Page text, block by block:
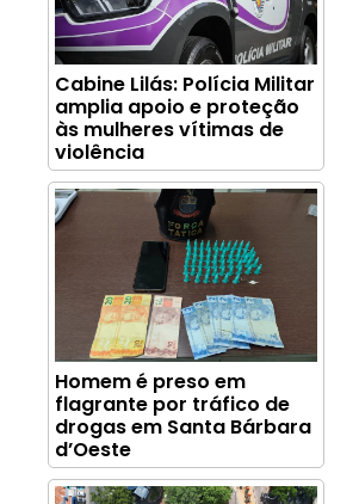
Cabine Lilás: Polícia Militar
amplia apoio e proteção
às mulheres vítimas de
violência
Homem é preso em
flagrante por tráfico de
drogas em Santa Bárbara
d’Oeste